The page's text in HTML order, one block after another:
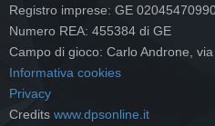
Registro imprese: GE
Numero REA: 455384 di GE
Campo di gioco: Carlo Androne,
Informativa cookies
Privacy
Credits www.dpsonline.it